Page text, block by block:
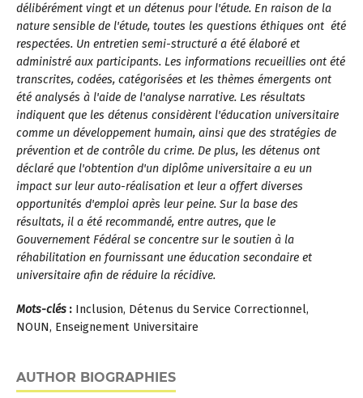
délibérément vingt et un détenus pour l'étude. En raison de la
nature sensible de l'étude, toutes les questions éthiques ont été
respectées. Un entretien semi-structuré a été élaboré et
administré aux participants. Les informations recueillies ont été
transcrites, codées, catégorisées et les thèmes émergents ont
été analysés à l'aide de l'analyse narrative. Les résultats
indiquent que les détenus considèrent l'éducation universitaire
comme un développement humain, ainsi que des stratégies de
prévention et de contrôle du crime. De plus, les détenus ont
déclaré que l'obtention d'un diplôme universitaire a eu un
impact sur leur auto-réalisation et leur a offert diverses
opportunités d'emploi après leur peine. Sur la base des
résultats, il a été recommandé, entre autres, que le
Gouvernement Fédéral se concentre sur le soutien à la
réhabilitation en fournissant une éducation secondaire et
universitaire afin de réduire la récidive.
Mots-clés:Inclusion, Détenus du Service Correctionnel,
NOUN, Enseignement Universitaire
AUTHOR BIOGRAPHIES